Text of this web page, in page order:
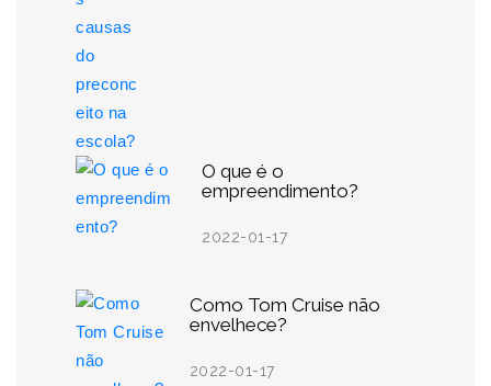
O que é o
empreendimento?
2022-01-17
Como Tom Cruise não
envelhece?
2022-01-17